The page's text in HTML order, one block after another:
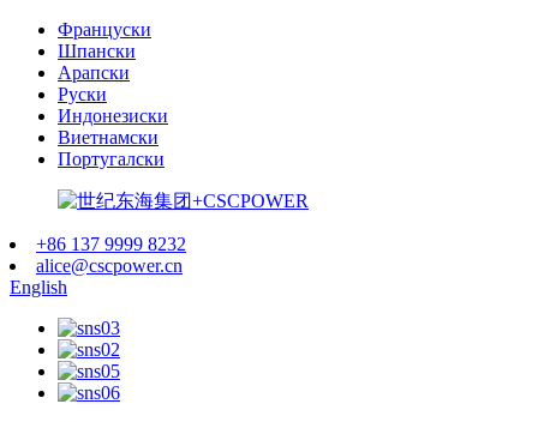
Француски
Шпански
Арапски
Руски
Индонезиски
Виетнамски
Португалски
+86 137 9999 8232
alice@cscpower.cn
English